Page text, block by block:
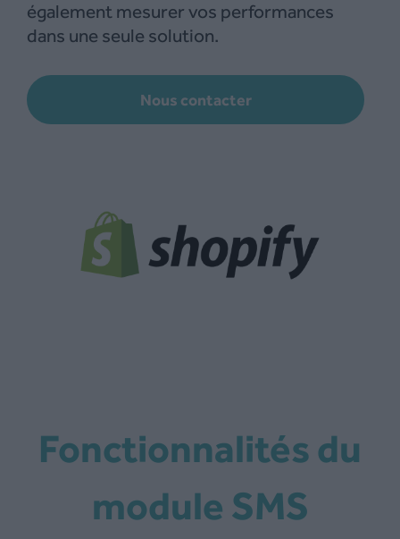
également mesurer vos performances
dans une seule solution.
Nous contacter
Fonctionnalités du
module SMS